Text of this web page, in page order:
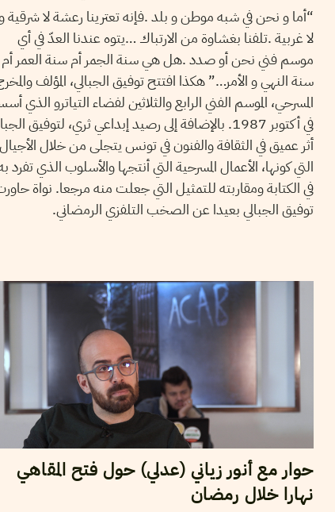
“أما و نحن في شبه موطن و بلد .فإنه تعترينا رعشة لا شرقية
لا غربية .تلفنا بغشاوة من الارتباك …يتوه عندنا العدّ في أي
موسم فني نحن أو صدد .هل هي سنة الجمر أم سنة العمر أم
سنة النهي و الأمر…” هكذا افتتح توفيق الجبالي، المؤلف
المسرحي، الموسم الفني الرابع والثلاثين لفضاء التياترو الذي
في أكتوبر 1987. بالإضافة إلى رصيد إبداعي ثري، لتوفيق
أثر عميق في الثقافة والفنون في تونس يتجلى من خلال الأجيال
التي كونها، الأعمال المسرحية التي أنتجها والأسلوب الذي تفرد
في الكتابة ومقاربته للتمثيل التي جعلت منه مرجعا. نواة
توفيق الجبالي بعيدا عن الصخب التلفزي الرمضاني.
حوار مع أنور زياني (عدلي) حول فتح المقاهي
نهارا خلال رمضان